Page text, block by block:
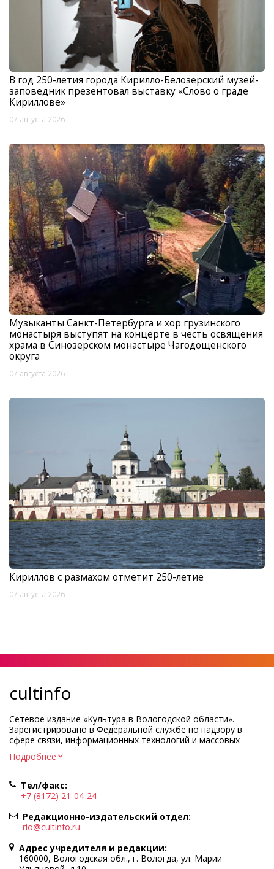
В год 250-летия города Кирилло-Белозерский музей-
заповедник презентовал выставку «Слово о граде
Кириллове»
07 августа 2026
Музыканты Санкт-Петербурга и хор грузинского
монастыря выступят на концерте в честь освящения
храма в Синозерском монастыре Чагодощенского
округа
07 августа 2026
Кириллов с размахом отметит 250-летие
07 августа 2026
cultinfo
Сетевое издание «Культура в Вологодской области».
Зарегистрировано в Федеральной службе по надзору в
сфере связи, информационных технологий и массовых
Регистрационный номер и дата принятия решения о
Учредитель КУ ВО «Информационно-аналитический центр
культуры»
Адрес учредителя и редакции: 160000, Вологодская обл., г.
Вологда, ул. Марии Ульяновой, д.10
Главный редактор — Легчанова Елена Григорьевна
Политика в отношении обработки персональных данных
Подробнее
Тел/факс:
+7 (8172) 21-04-24
Редакционно-издательский отдел:
rio@cultinfo.ru
Адрес учредителя и редакции:
160000, Вологодская обл., г. Вологда, ул. Марии